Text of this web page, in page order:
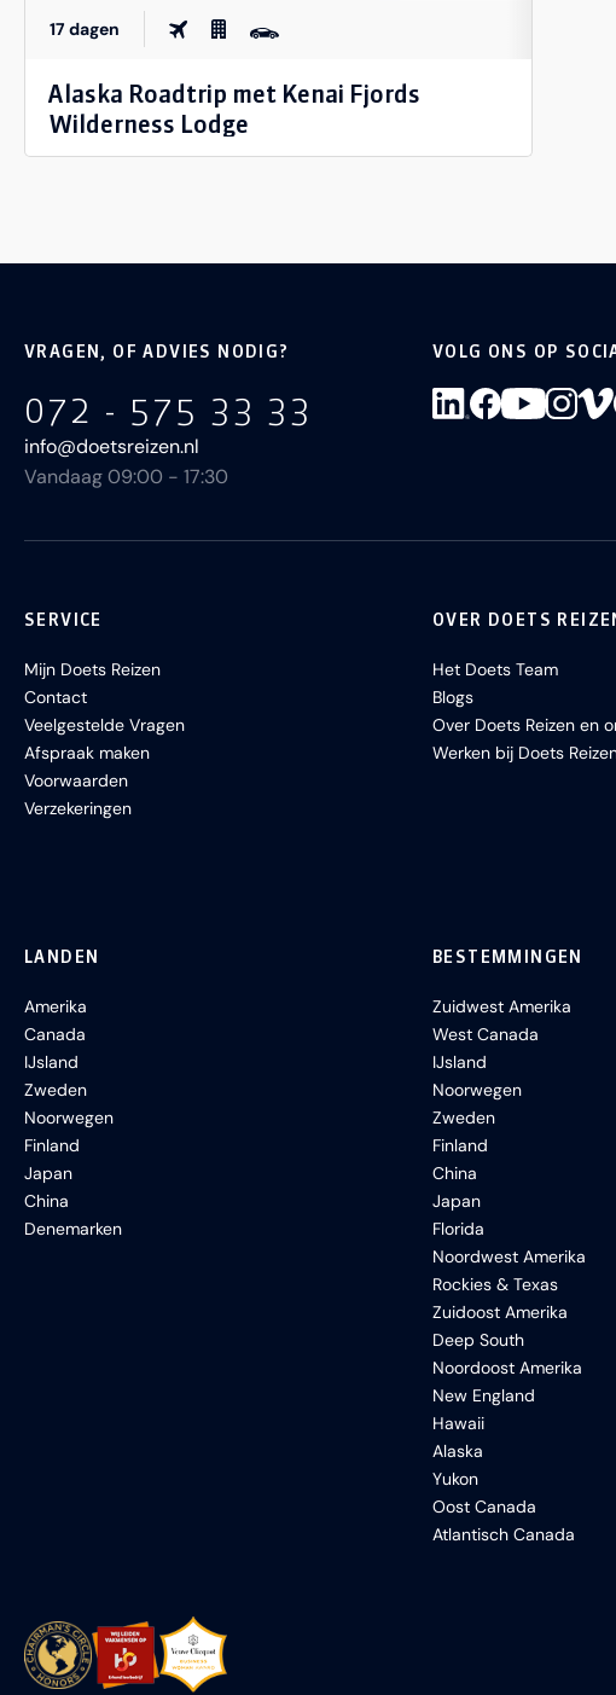
17 dagen
Alaska Roadtrip met Kenai Fjords
Wilderness Lodge
VRAGEN, OF ADVIES NODIG?
072 - 575 33 33
info@doetsreizen.nl
Vandaag 09:00 - 17:30
VOLG ONS OP
SERVICE
Mijn Doets Reizen
Contact
Veelgestelde Vragen
Afspraak maken
Voorwaarden
Verzekeringen
OVER DOETS
Het Doets Team
Blogs
Over Doets Reizen en
Werken bij Doets
LANDEN
Amerika
Canada
IJsland
Zweden
Noorwegen
Finland
Japan
China
Denemarken
BESTEMMINGEN
Zuidwest Amerika
West Canada
IJsland
Noorwegen
Zweden
Finland
China
Japan
Florida
Noordwest Amerika
Rockies & Texas
Zuidoost Amerika
Deep South
Noordoost Amerika
New England
Hawaii
Alaska
Yukon
Oost Canada
Atlantisch Canada